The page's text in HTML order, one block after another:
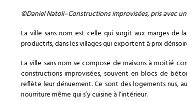
©Daniel Natoli–Constructions improvisées, pris avec
La ville sans nom est celle qui surgit aux marges de
productifs, dans les villages qui exportent à prix
La ville sans nom se compose de maisons à moitié
constructions improvisées, souvent en blocs de
reflète leur dénuement. Ce sont des logements nus,
nourriture même qui s’y cuisine à l’intérieur.